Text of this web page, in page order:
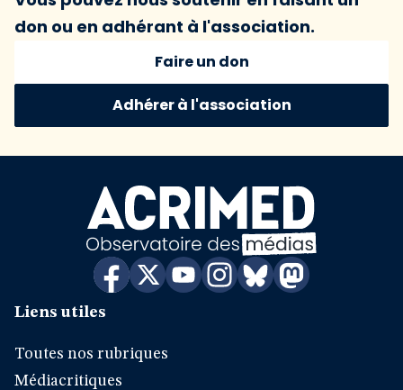
don ou en adhérant à l'association.
Faire un don
Adhérer à l'association
Liens utiles
Toutes nos rubriques
Médiacritiques